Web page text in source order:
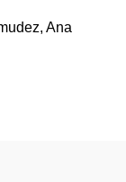
Ana